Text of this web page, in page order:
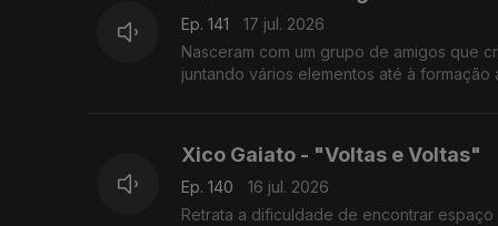
Ep. 141
17 jul. 2026
Nasceram com um grupo de amigos que
juntando vários elementos até à formação
Xico Gaiato - "Voltas e Voltas"
Ep. 140
16 jul. 2026
Retrata a dificuldade de encontrar